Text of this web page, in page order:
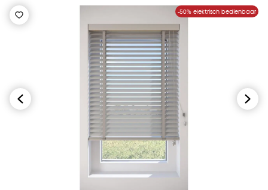
-50% elektrisch bedienbaar